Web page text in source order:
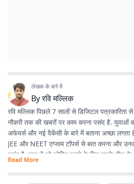
लेखक के बारे में
Byरवि मल्लिक
रवि मल्लिक पिछले 7 सालों से डिजिटल
नौकरी तक की खबरों पर काम करना पसंद है. युवाओं
अफेयर्स और नई वैकेंसी के बारे में बताना अच्छा लगता है.
JEE और NEET एग्जाम टॉपर्स से बात करना और
पसंद है. युवाओं को प्रेरित करने के लिए उनके बीच के
जानकारी देना ही उनकी प्राथमिकता है.
Read More